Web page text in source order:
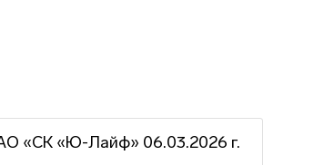
«СК «Ю-Лайф» 06.03.2026 г.